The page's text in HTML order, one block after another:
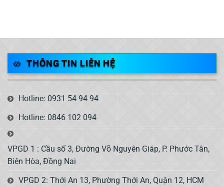
THÔNG TIN LIÊN HỆ
Hotline: 0931 54 94 94
Hotline: 0846 102 094
VPGD 1 : Cầu số 3, Đường Võ Nguyên Giáp, P. Phước Tân,
Biên Hòa, Đồng Nai
VPGD 2: Thới An 13, Phường Thới An, Quận 12, HCM